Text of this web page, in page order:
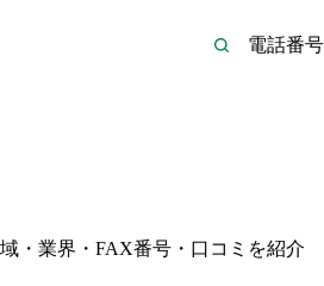
・業界・FAX番号・口コミを紹介